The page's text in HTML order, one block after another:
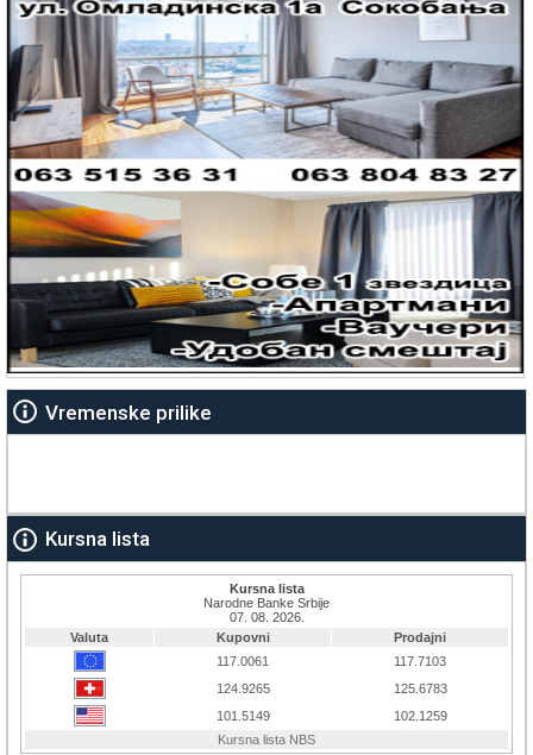
Vremenske prilike
Kursna lista